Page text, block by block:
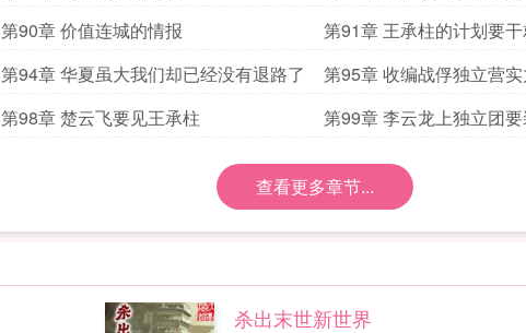
第90章 价值连城的情报 第91章 王承柱的计划要
第94章 华夏虽大我们却已经没有退路了 第95章 收编战俘独立营
第98章 楚云飞要见王承柱 第99章 李云龙上独立团
查看更多章节...
杀出末世新世界